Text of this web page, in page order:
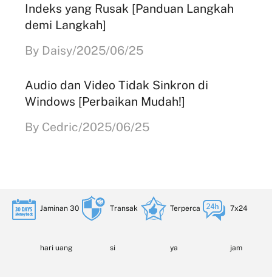
Indeks yang Rusak [Panduan Langkah
demi Langkah]
By Daisy/2025/06/25
Audio dan Video Tidak Sinkron di
Windows [Perbaikan Mudah!]
By Cedric/2025/06/25
Jaminan 30
hari uang
Transak
si
Terperca
ya
7x24
jam